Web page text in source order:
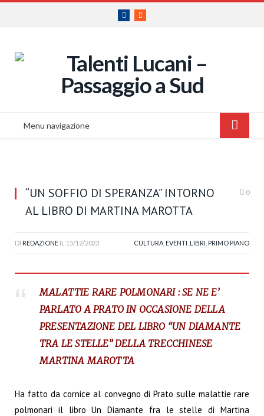
Facebook
RSS
Menu navigazione
“UN SOFFIO DI SPERANZA” INTORNO
AL LIBRO DI MARTINA MAROTTA
0
DI REDAZIONE IL 15/12/2023 CULTURA EVENTI LIBRI PRIMO PIANO
MALATTIE RARE POLMONARI : SE NE E’
PARLATO A PRATO IN OCCASIONE DELLA
PRESENTAZIONE DEL LIBRO “UN DIAMANTE
TRA LE STELLE” DELLA TRECCHINESE
MARTINA MAROTTA
Ha fatto da cornice al convegno di Prato sulle malattie rare
polmonari il libro Un Diamante fra lestelle di Martina